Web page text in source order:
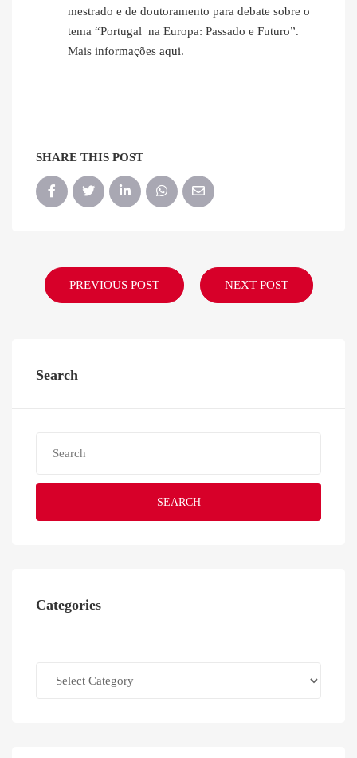
mestrado e de doutoramento para debate sobre o
tema “Portugal na Europa: Passado e Futuro”.
Mais informações aqui.
SHARE THIS POST
PREVIOUS POST NEXT POST
Search
SEARCH
Categories